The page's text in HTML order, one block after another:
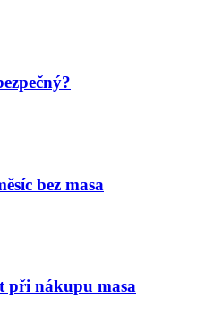
bez masa
při nákupu masa